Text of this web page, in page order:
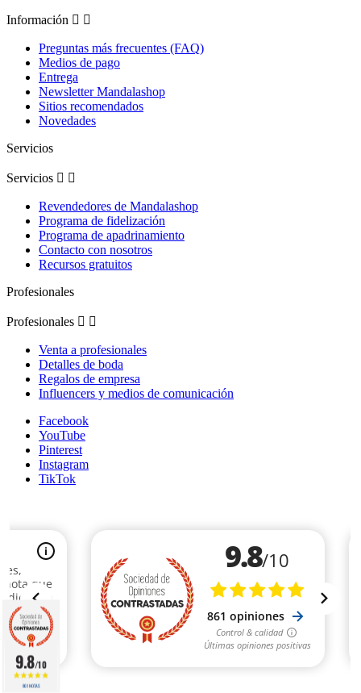
Información  
Preguntas más frecuentes (FAQ)
Medios de pago
Entrega
Newsletter Mandalashop
Sitios recomendados
Novedades
Servicios
Servicios  
Revendedores de Mandalashop
Programa de fidelización
Programa de apadrinamiento
Contacto con nosotros
Recursos gratuitos
Profesionales
Profesionales  
Venta a profesionales
Detalles de boda
Regalos de empresa
Influencers y medios de comunicación
Facebook
YouTube
Pinterest
Instagram
TikTok
9.8/10
861 NOTAS